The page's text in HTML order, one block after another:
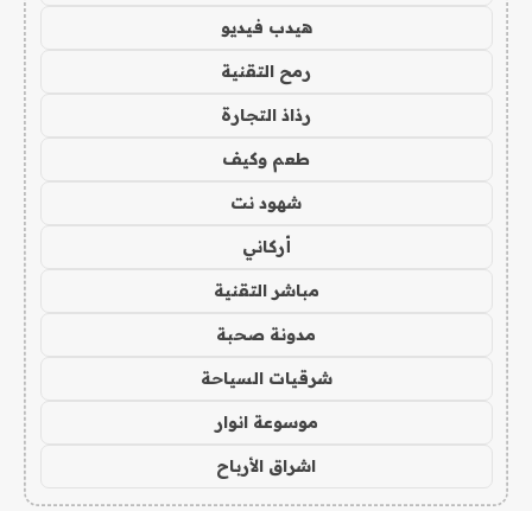
هيدب فيديو
رمح التقنية
رذاذ التجارة
طعم وكيف
شهود نت
أركاني
مباشر التقنية
مدونة صحبة
شرقيات السياحة
موسوعة انوار
اشراق الأرباح